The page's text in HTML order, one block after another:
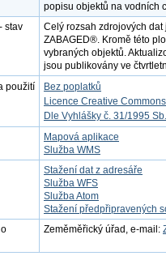
popisu objektů na vodních
stav
Celý rozsah zdrojových
ZABAGED®. Kromě této
vybraných objektů.
jsou publikovány ve
použití
Bez poplatků
Licence Creative
Dle Vyhlášky č. 31/1995 Sb.
Mapová aplikace
Služba WMS
Stažení dat z adresáře
Služba WFS
Služba Atom
Stažení předpřipravených
Zeměměřický úřad, e-mail: